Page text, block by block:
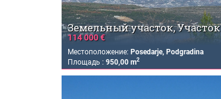
Земельный участок, Участок
114 000 €
Местоположение: Posedarje, Podgradina
Площадь : 950,00 m2